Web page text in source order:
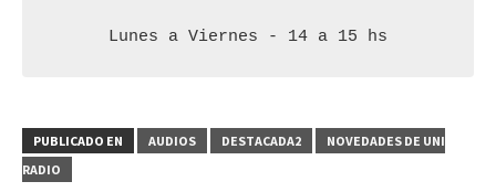
Lunes a Viernes - 14 a 15 hs
PUBLICADO EN AUDIOS DESTACADA2
NOVEDADES DE UNI
RADIO